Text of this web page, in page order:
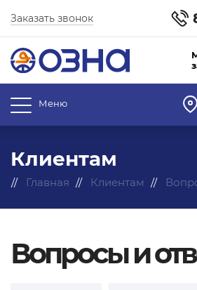
Заказать звонок
Меню
Клиентам
Главная Клиентам
Вопросы и